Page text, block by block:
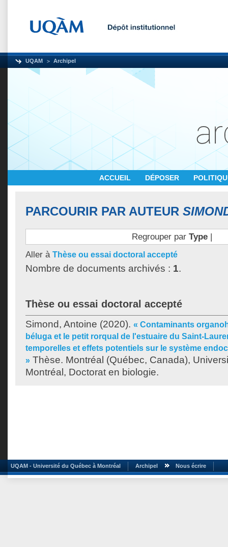
UQAM Archipel
ACCUEIL DÉPOSER
PARCOURIR PAR AUTEUR
Regrouper par Type|
Aller à Thèse ou essai doctoral accepté
Nombre de documents archivés : 1.
Thèse ou essai doctoral accepté
Simond, Antoine (2020). « Contaminants
béluga et le petit rorqual de l'estuaire du Saint-
temporelles et effets potentiels sur le système
» Thèse. Montréal (Québec, Canada),
Montréal, Doctorat en biologie.
UQAM - Université du Québec à Montréal Archipel Nous écrire